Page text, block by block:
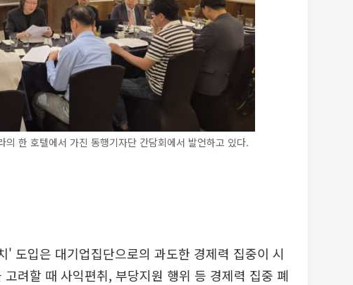
한 호텔에서 가진 동행기자단 간담회에서 발언하고 있다.
도입은 대기업집단으로의 과도한 경제력 집중이 시
려할 때 사익편취, 부당지원 행위 등 경제력 집중 폐